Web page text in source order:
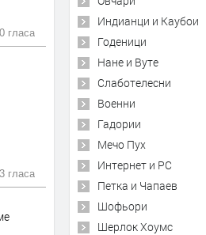
0 гласа
3 гласа
Индианци и Каубои
Годеници
Нане и Вуте
Слаботелесни
Военни
Гадории
Мечо Пух
Интернет и PC
Петка и Чапаев
Шофьори
Шерлок Хоумс